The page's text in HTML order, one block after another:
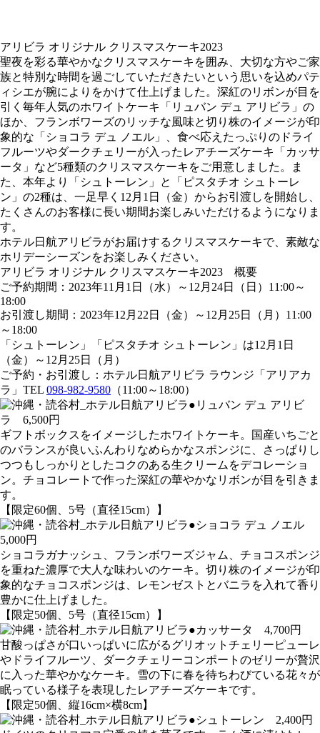
アリビラ オリジナル クリスマスケーキ2023
聖夜を彩る華やかなクリスマスケーキを囲み、大切な方やご家
族と特別な時間を過ごしていただきたいという思いを込めパテ
ィシエが腕によりをかけて仕上げました。深紅のリボンが目を
引く毎年人気のホワイトケーキ「リュバン デュ アリビラ」の
ほか、フランボワーズのリッチな風味と切り株のイメージが印
象的な「ショコラ デュ ノエル」、食べ応えたっぷりのドライ
フルーツやダークチェリーが入ったレアチーズケーキ「カッサ
ータ」など5種類のクリスマスケーキをご用意しました。ま
た、本年より「シュトーレン」と「ピスタチオ シュトーレ
ン」の2種は、一足早く12月1日（金）からお引渡しを開始し、
たくさんのお客様に長い期間お楽しみいただけるようになりま
す。
ホテル日航アリビラがお届けするクリスマスケーキで、素敵な
ホリデーシーズンをお楽しみください。
アリビラ オリジナル クリスマスケーキ2023 概要
ご予約期間：2023年11月1日（水）～12月24日（日）11:00～
18:00
お引渡し期間：2023年12月22日（金）～12月25日（月）11:00
～18:00
「シュトーレン」「ピスタチオ シュトーレン」は12月1日
（金）～12月25日（月）
ご予約・お引渡し：ホテル日航アリビラ ラウンジ「アリアカ
ラ」TEL 098-982-9580 （11:00～18:00）
●リュバン デュ アリビ
ラ 6,500円
ギフトボックスをイメージしたホワイトケーキ。国産いちごと
のバランスが良いふんわりなめらかなスポンジに、さっぱりし
つつもしっかりとしたコクのある生クリームをデコレーショ
ン。チョコレートで作った深紅の華やかなリボンが目を引きま
す。
【限定60個、5号（直径15cm）】
●ショコラ デュ ノエル
5,000円
ショコラガナッシュ、フランボワーズジャム、チョコスポンジ
を重ねた濃厚で大人な味わいのケーキ。切り株のイメージが印
象的なチョコスポンジは、レモンゼストとバニラを入れて香り
豊かに仕上げました。
【限定50個、5号（直径15cm）】
●カッサータ 4,700円
甘酸っぱさが口いっぱいに広がるグリオットチェリーピューレ
やドライフルーツ、ダークチェリーコンポートのゼリーが贅沢
に入った華やかなケーキ。雪の下に春を待ちわびている花々が
眠っている様子を表現したレアチーズケーキです。
【限定50個、縦16cm×横8cm】
●シュトーレン 2,400円